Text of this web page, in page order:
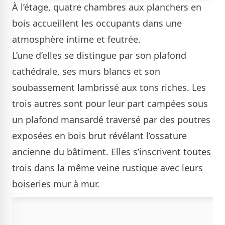
À l’étage, quatre chambres aux planchers en
bois accueillent les occupants dans une
atmosphère intime et feutrée.
L’une d’elles se distingue par son plafond
cathédrale, ses murs blancs et son
soubassement lambrissé aux tons riches. Les
trois autres sont pour leur part campées sous
un plafond mansardé traversé par des poutres
exposées en bois brut révélant l’ossature
ancienne du bâtiment. Elles s’inscrivent toutes
trois dans la même veine rustique avec leurs
boiseries mur à mur.